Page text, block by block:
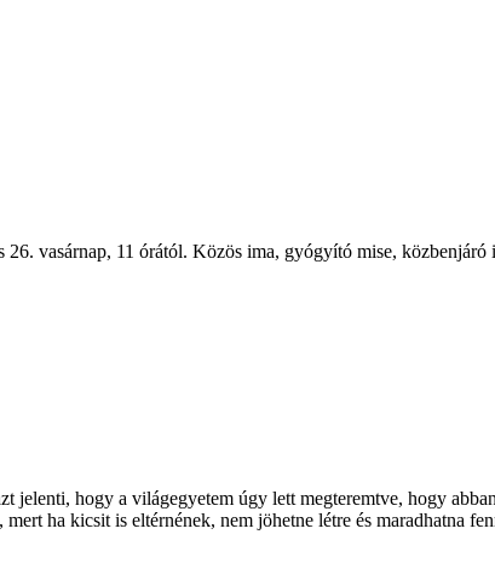
vasárnap, 11 órától. Közös ima, gyógyító mise, közbenjáró
hogy a világegyetem úgy lett megteremtve, hogy
ha kicsit is eltérnének, nem jöhetne létre és maradhatna